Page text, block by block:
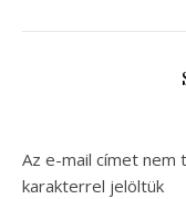
Az e-mail címet nem
karakterrel jelöltük